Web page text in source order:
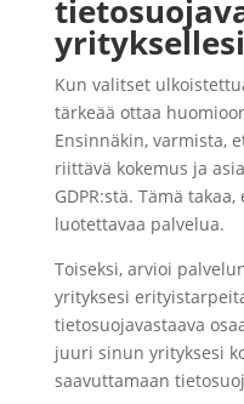
Kun valitset
tärkeää ottaa
Ensinnäkin, varmista,
riittävä kokemus ja
GDPR:stä. Tämä
luotettavaa palvelua.
Toiseksi, arvioi
yrityksesi
tietosuojavastaava
juuri sinun yrityksesi
saavuttamaan